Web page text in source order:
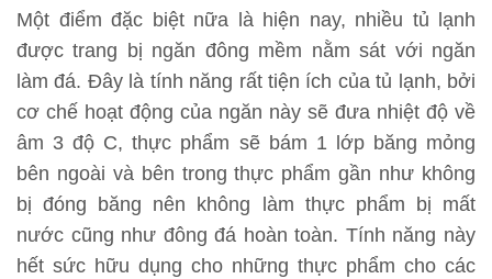
Một điểm đặc biệt nữa là hiện nay, nhiều tủ lạnh
được trang bị ngăn đông mềm nằm sát với ngăn
làm đá. Đây là tính năng rất tiện ích của tủ lạnh, bởi
cơ chế hoạt động của ngăn này sẽ đưa nhiệt độ về
âm 3 độ C, thực phẩm sẽ bám 1 lớp băng mỏng
bên ngoài và bên trong thực phẩm gần như không
bị đóng băng nên không làm thực phẩm bị mất
nước cũng như đông đá hoàn toàn. Tính năng này
hết sức hữu dụng cho những thực phẩm cho các